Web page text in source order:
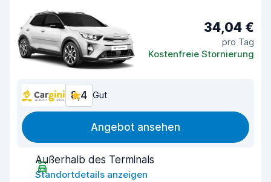
34,04 €
pro Tag
Kostenfreie Stornierung
8,4 Gut
Angebot ansehen
Außerhalb des Terminals
Standortdetails anzeigen